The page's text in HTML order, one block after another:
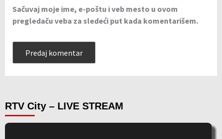
Sačuvaj moje ime, e-poštu i veb mesto u ovom
pregledaču veba za sledeći put kada komentarišem.
RTV City – LIVE STREAM